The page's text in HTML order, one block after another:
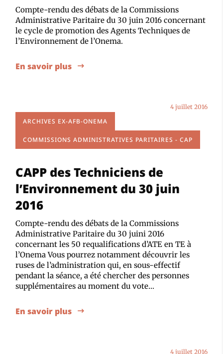
Compte-rendu des débats de la Commissions
Administrative Paritaire du 30 juin 2016 concernant
le cycle de promotion des Agents Techniques de
l’Environnement de l’Onema.
En savoir plus
ARCHIVES EX-AFB-ONEMA
COMMISSIONS ADMINISTRATIVES PARITAIRES - CAP
4 juillet 2016
CAPP des Techniciens de
l’Environnement du 30 juin
2016
Compte-rendu des débats de la Commissions
Administrative Paritaire du 30 juini 2016
concernant les 50 requalifications d’ATE en TE à
l’Onema Vous pourrez notamment découvrir les
ruses de l’administration qui, en sous-effectif
pendant la séance, a été chercher des personnes
supplémentaires au moment du vote…
En savoir plus
4 juillet 2016